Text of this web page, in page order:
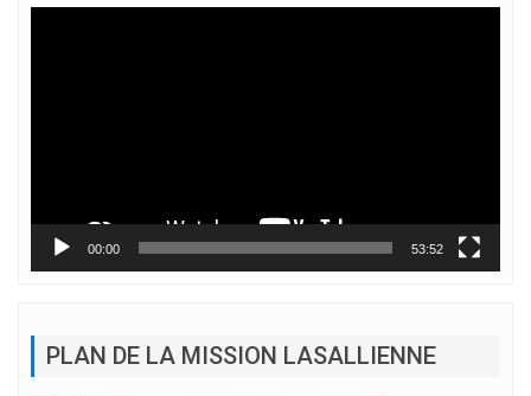
00:00 53:52
PLAN DE LA MISSION LASALLIENNE